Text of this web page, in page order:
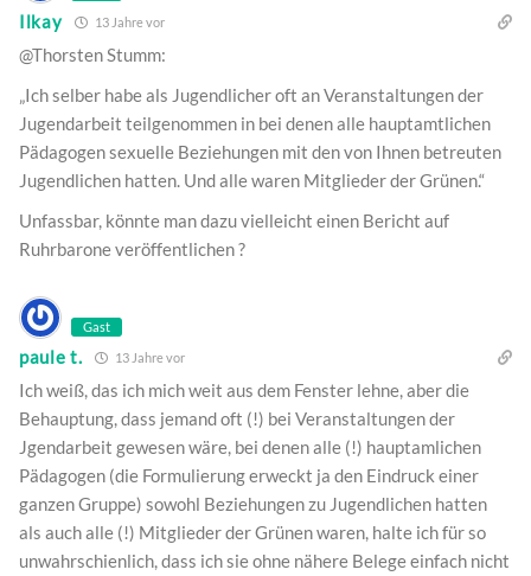
Ilkay 13 Jahre vor
@Thorsten Stumm:
„Ich selber habe als Jugendlicher oft an Veranstaltungen der
Jugendarbeit teilgenommen in bei denen alle hauptamtlichen
Pädagogen sexuelle Beziehungen mit den von Ihnen betreuten
Jugendlichen hatten. Und alle waren Mitglieder der Grünen.“
Unfassbar, könnte man dazu vielleicht einen Bericht auf
Ruhrbarone veröffentlichen ?
Gast
paule t. 13 Jahre vor
Ich weiß, das ich mich weit aus dem Fenster lehne, aber die
Behauptung, dass jemand oft (!) bei Veranstaltungen der
Jgendarbeit gewesen wäre, bei denen alle (!) hauptamlichen
Pädagogen (die Formulierung erweckt ja den Eindruck einer
ganzen Gruppe) sowohl Beziehungen zu Jugendlichen hatten
als auch alle (!) Mitglieder der Grünen waren, halte ich für so
unwahrschienlich, dass ich sie ohne nähere Belege einfach nicht